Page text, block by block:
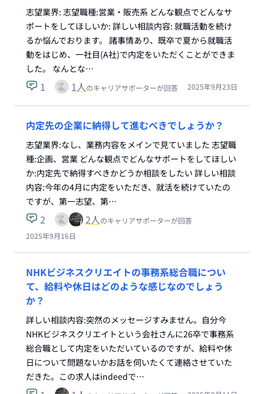
志望業界: 志望職種:営業・販売系 どんな観点でどんなサ
ポートをしてほしいか: 詳しい相談内容: 就職活動を続け
るか悩んでおります。 諸事情あり、既卒で夏から就職活
動をはじめ、一社目(A社)で内定をいただくことができま
した。 なんとな…
1 1人のキャリアサポーターが回答 2025年9月23日
内定先の企業に納得して進むべきでしょうか？
志望業界:なし、業務内容をメインで見ていました 志望職
種:企画、営業 どんな観点でどんなサポートをしてほしい
か:内定先で納得すべきかどうか相談をしたい 詳しい相談
内容:今年の4月に内定をいただき、就活を続けていたの
ですが、第一志望、第…
2 2人のキャリアサポーターが回答
2025年9月16日
NHKビジネスクリエイトの事務系総合職につい
て、給料や休日はどのような感じなのでしょう
か？
詳しい相談内容:突然のメッセージすみません。自分今
NHKビジネスクリエイトという会社さんに26卒で事務系
総合職として内定をいただいているのですが、給料や休
日について問題ないかお話を伺いたくて連絡させていた
だきた。この求人はindeedで…